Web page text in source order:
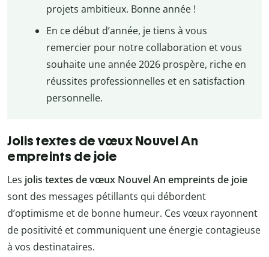
projets ambitieux. Bonne année !
En ce début d’année, je tiens à vous
remercier pour notre collaboration et vous
souhaite une année 2026 prospère, riche en
réussites professionnelles et en satisfaction
personnelle.
Jolis textes de vœux Nouvel An
empreints de joie
Les jolis textes de vœux Nouvel An empreints de joie
sont des messages pétillants qui débordent
d’optimisme et de bonne humeur. Ces vœux rayonnent
de positivité et communiquent une énergie contagieuse
à vos destinataires.